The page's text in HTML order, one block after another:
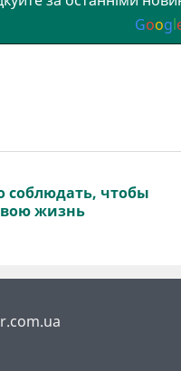
Googl
соблюдать, чтобы
жизнь